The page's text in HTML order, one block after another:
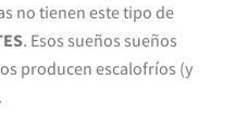
no tienen este tipo de
. Esos sueños sueños
producen escalofríos (y